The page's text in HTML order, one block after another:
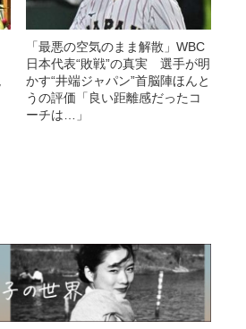
「最悪の空気のまま解散」WBC
日本代表“敗戦”の真実 選手が明
かす“井端ジャパン”首脳陣ほんと
うの評価「良い距離感だったコ
ーチは…」